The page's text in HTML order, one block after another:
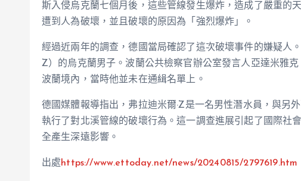
斯入侵烏克蘭七個月後，這些管線發生爆炸，造成了嚴重的
遭到人為破壞，並且破壞的原因為「強烈爆炸」。
經過近兩年的調查，德國當局確認了這次破壞事件的嫌疑人
Z）的烏克蘭男子。波蘭公共檢察官辦公室發言人亞達米雅
波蘭境內，當時他並未在通緝名單上。
德國媒體報導指出，弗拉迪米爾·Z是一名男性潛水員，與另
執行了對北溪管線的破壞行為。這一調查進展引起了國際社
全產生深遠影響。
出處https://www.ettoday.net/news/20240815/2797619.htm